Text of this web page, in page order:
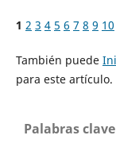
1 2 3 4 5 6 7 8 9 10
También puede
para este artículo.
Palabras clave